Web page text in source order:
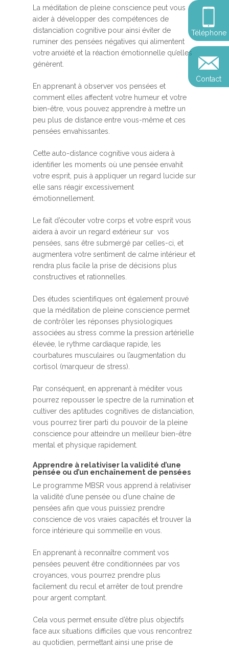
La méditation de pleine conscience peut vous
aider à développer des compétences de
distanciation cognitive pour ainsi éviter de
ruminer des pensées négatives qui alimentent
votre anxiété et la réaction émotionnelle qu’elles
génèrent.
En apprenant à observer vos pensées et
comment elles affectent votre humeur et votre
bien-être, vous pouvez apprendre à mettre un
peu plus de distance entre vous-même et ces
pensées envahissantes.
Cette auto-distance cognitive vous aidera à
identifier les moments où une pensée envahit
votre esprit, puis à appliquer un regard lucide sur
elle sans réagir excessivement
émotionnellement.
Le fait d’écouter votre corps et votre esprit vous
aidera à avoir un regard extérieur sur vos
pensées, sans être submergé par celles-ci, et
augmentera votre sentiment de calme intérieur et
rendra plus facile la prise de décisions plus
constructives et rationnelles.
Des études scientifiques ont également prouvé
que la méditation de pleine conscience permet
de contrôler les réponses physiologiques
associées au stress comme la pression artérielle
élevée, le rythme cardiaque rapide, les
courbatures musculaires ou l’augmentation du
cortisol (marqueur de stress).
Par conséquent, en apprenant à méditer vous
pourrez repousser le spectre de la rumination et
cultiver des aptitudes cognitives de distanciation,
vous pourrez tirer parti du pouvoir de la pleine
conscience pour atteindre un meilleur bien-être
mental et physique rapidement.
Apprendre à relativiser la validité d’une
pensée ou d’un enchaînement de pensées
Le programme MBSR vous apprend à relativiser
la validité d’une pensée ou d’une chaîne de
pensées afin que vous puissiez prendre
conscience de vos vraies capacités et trouver la
force intérieure qui sommeille en vous.
En apprenant à reconnaître comment vos
pensées peuvent être conditionnées par vos
croyances, vous pourrez prendre plus
facilement du recul et arrêter de tout prendre
pour argent comptant.
Cela vous permet ensuite d’être plus objectifs
face aux situations difficiles que vous rencontrez
au quotidien, permettant ainsi une prise de
Téléphone
Contact
Calendrier
Devenir praticien en
de pleine conscience
Révelez votre
votre impact
Conférences
personnel
Révelez votre
votre impact
Reconversion et
professionnelle
Explorer
et découvrir
Sandrine
Presse et médias
Témoignages
Contact